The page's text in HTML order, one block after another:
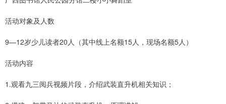
活动对象及人数
9—12岁少儿读者20人（其中线上名额15人，现场名额5人）
活动内容
1.观看九三阅兵视频片段，介绍武装直升机相关知识；